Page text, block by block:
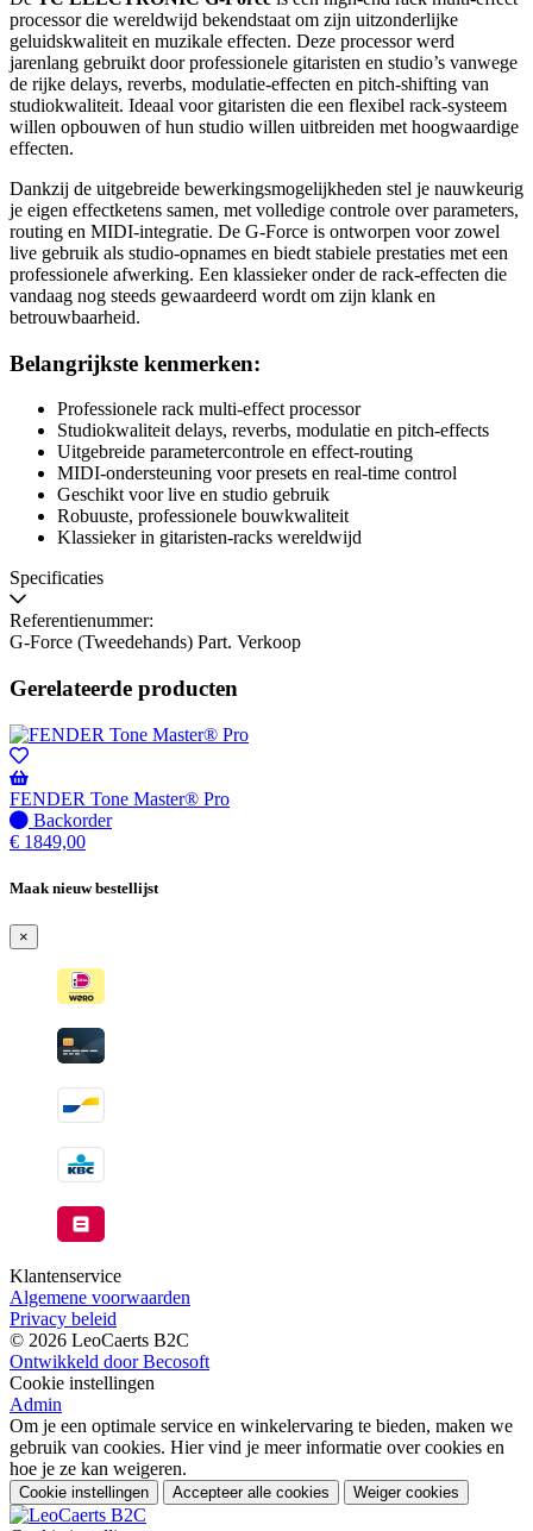
processor die wereldwijd bekendstaat om zijn uitzonderlijke
geluidskwaliteit en muzikale effecten. Deze processor werd
jarenlang gebruikt door professionele gitaristen en studio’s vanwege
de rijke delays, reverbs, modulatie-effecten en pitch-shifting van
studiokwaliteit. Ideaal voor gitaristen die een flexibel rack-systeem
willen opbouwen of hun studio willen uitbreiden met hoogwaardige
effecten.
Dankzij de uitgebreide bewerkingsmogelijkheden stel je nauwkeurig
je eigen effectketens samen, met volledige controle over parameters,
routing en MIDI-integratie. De G-Force is ontworpen voor zowel
live gebruik als studio-opnames en biedt stabiele prestaties met een
professionele afwerking. Een klassieker onder de rack-effecten die
vandaag nog steeds gewaardeerd wordt om zijn klank en
betrouwbaarheid.
Belangrijkste kenmerken:
Professionele rack multi-effect processor
Studiokwaliteit delays, reverbs, modulatie en pitch-effects
Uitgebreide parametercontrole en effect-routing
MIDI-ondersteuning voor presets en real-time control
Geschikt voor live en studio gebruik
Robuuste, professionele bouwkwaliteit
Klassieker in gitaristen-racks wereldwijd
Specificaties
Referentienummer:
G-Force (Tweedehands) Part. Verkoop
Gerelateerde producten
FENDER Tone Master® Pro
Niet
op
-
verzonden
wanneer
beschikbaar
Backorder
€ 1849,00
Maak nieuw bestellijst
×
Klantenservice
Algemene voorwaarden
Privacy beleid
© 2026 LeoCaerts B2C
Ontwikkeld door Becosoft
Cookie instellingen
Admin
Om je een optimale service en winkelervaring te bieden, maken we
gebruik van cookies. Hier vind je meer informatie over cookies en
hoe je ze kan weigeren.
Cookie instellingen Accepteer alle cookies Weiger cookies